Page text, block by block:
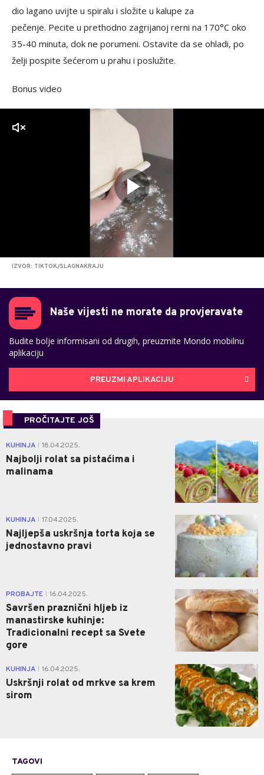
dio lagano uvijte u spiralu i složite u kalupe za
pečenje. Pecite u prethodno zagrijanoj rerni na 170°C oko
35-40 minuta, dok ne porumeni. Ostavite da se ohladi, po
želji pospite šećerom u prahu i poslužite.
Bonus video
IZVOR: TIKTOK/SLAGNAKRAJU
Naše vijesti ne morate da provjeravate
Budite bolje informisani od drugih, preuzmite Mondo mobilnu
aplikaciju
PREUZMI APLIKACIJU
PROČITAJTE JOŠ
KUHINJA 18.04.2025.
Najbolji rolat sa pistaćima i
malinama
0
KUHINJA 17.04.2025.
Najljepša uskršnja torta koja se
jednostavno pravi
0
PROBAJTE 16.04.2025.
Savršen praznični hljeb iz
manastirske kuhinje:
Tradicionalni recept sa Svete
gore
0
KUHINJA 16.04.2025.
Uskršnji rolat od mrkve sa krem
sirom
0
TAGOVI